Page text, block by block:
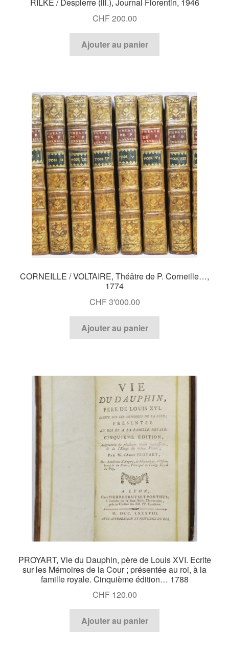
RILKE / Despierre (ill.), Journal Florentin, 1946
CHF200.00
Ajouter au panier
CORNEILLE / VOLTAIRE, Théâtre de P. Corneille…,
1774
CHF3'000.00
Ajouter au panier
PROYART, Vie du Dauphin, père de Louis XVI. Ecrite
sur les Mémoires de la Cour ; présentée au roi, à la
famille royale. Cinquième édition… 1788
CHF120.00
Ajouter au panier